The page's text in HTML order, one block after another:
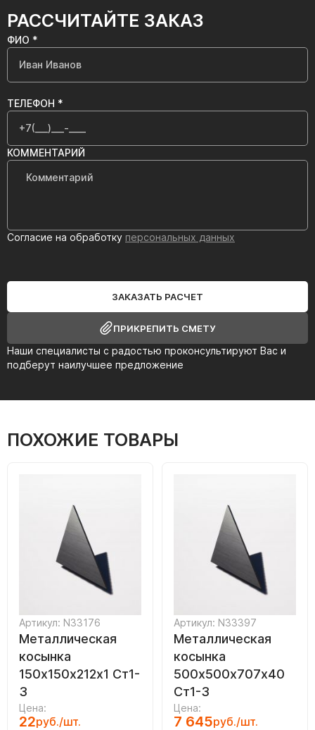
РАССЧИТАЙТЕ ЗАКАЗ
Наши специалисты с радостью проконсультируют Вас и
подберут наилучшее предложение
ФИО *
ТЕЛЕФОН *
КОММЕНТАРИЙ
Согласие на обработку персональных данных
ЗАКАЗАТЬ РАСЧЕТ
ПРИКРЕПИТЬ СМЕТУ
ПОХОЖИЕ ТОВАРЫ
Артикул: N33176
Металлическая
косынка
150х150х212х1 Ст1-
3
Цена:
22руб./шт.
Артикул: N33397
Металлическая
косынка
500х500х707х40
Ст1-3
Цена:
7 645руб./шт.